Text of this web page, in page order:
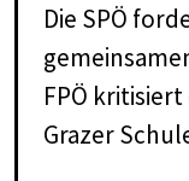
Die SPÖ
FPÖ
Grazer